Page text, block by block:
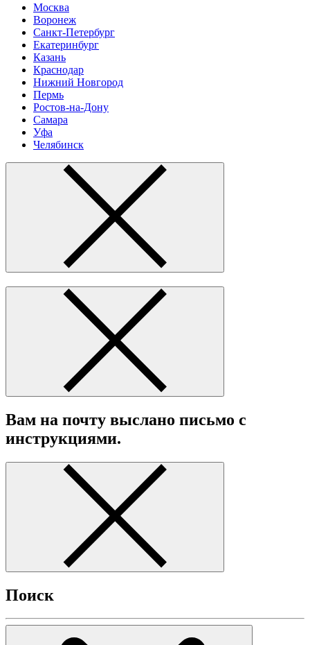
Москва
Воронеж
Санкт-Петербург
Екатеринбург
Казань
Краснодар
Нижний Новгород
Пермь
Ростов-на-Дону
Самара
Уфа
Челябинск
Вам на почту выслано письмо с
инструкциями.
Поиск